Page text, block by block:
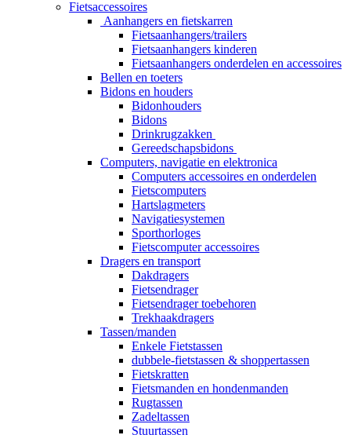
Fietsaccessoires
Aanhangers en fietskarren
Fietsaanhangers/trailers
Fietsaanhangers kinderen
Fietsaanhangers onderdelen en accessoires
Bellen en toeters
Bidons en houders
Bidonhouders
Bidons
Drinkrugzakken
Gereedschapsbidons
Computers, navigatie en elektronica
Computers accessoires en onderdelen
Fietscomputers
Hartslagmeters
Navigatiesystemen
Sporthorloges
Fietscomputer accessoires
Dragers en transport
Dakdragers
Fietsendrager
Fietsendrager toebehoren
Trekhaakdragers
Tassen/manden
Enkele Fietstassen
dubbele-fietstassen & shoppertassen
Fietskratten
Fietsmanden en hondenmanden
Rugtassen
Zadeltassen
Stuurtassen